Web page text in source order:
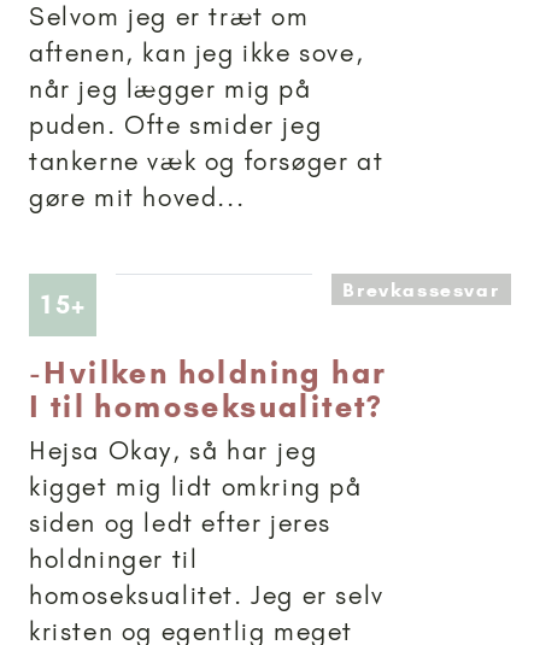
Selvom jeg er træt om
aftenen, kan jeg ikke sove,
når jeg lægger mig på
puden. Ofte smider jeg
tankerne væk og forsøger at
gøre mit hoved...
15+ Artikler anbefalet til 15+Brevkassesvar
-Hvilken holdning har
I til homoseksualitet?
Hejsa Okay, så har jeg
kigget mig lidt omkring på
siden og ledt efter jeres
holdninger til
homoseksualitet. Jeg er selv
kristen og egentlig meget